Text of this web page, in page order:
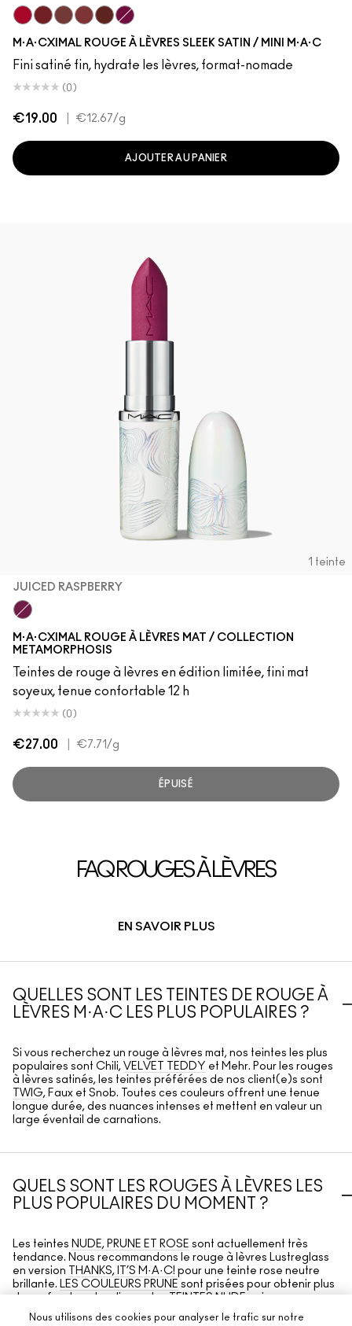
Centre Of Attention
Creme In Your Coffee
Brick-O-La
Paramount
Rebel
M·A·CXIMAL ROUGE À LÈVRES SLEEK SATIN / MINI M·A·C
Fini satiné fin, hydrate les lèvres, format-nomade
(0)
€19.00 €12.67/g
AJOUTER AU PANIER
1 teinte
JUICED RASPBERRY
M·A·CXIMAL ROUGE À LÈVRES MAT / COLLECTION
METAMORPHOSIS
Teintes de rouge à lèvres en édition limitée, fini mat
soyeux, tenue confortable 12 h
(0)
€27.00 €7.71 /g
ÉPUISÉ
FAQ ROUGES À LÈVRES
EN SAVOIR PLUS
QUELLES SONT LES TEINTES DE ROUGE À
LÈVRES M·A·C LES PLUS POPULAIRES ?
Si vous recherchez un rouge à lèvres mat, nos teintes les plus
populaires sont Chili, VELVET TEDDY et Mehr. Pour les rouges
à lèvres satinés, les teintes préférées de nos client(e)s sont
TWIG, Faux et Snob. Toutes ces couleurs offrent une tenue
longue durée, des nuances intenses et mettent en valeur un
large éventail de carnations.
QUELS SONT LES ROUGES À LÈVRES LES
PLUS POPULAIRES DU MOMENT ?
Les teintes NUDE, PRUNE ET ROSE sont actuellement très
tendance. Nous recommandons le rouge à lèvres Lustreglass
en version
THANKS, IT’S M·A·C! pour une teinte rose neutre
brillante. LES COULEURS PRUNE sont prisées pour obtenir plus
de profondeur, tandis que lesTEINTES NUDEqui
correspondent à votre carnation offrent un look plus discret.
Nous utilisons des cookies pour analyser le trafic sur notre